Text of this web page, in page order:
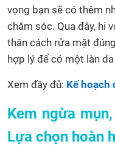
vọng bạn sẽ có thêm
chăm sóc. Qua đây, hi
thân cách rửa mặt
hợp lý để có một làn da
Xem đầy đủ: Kế hoạch
Kem ngừa
Lựa chọn hoàn